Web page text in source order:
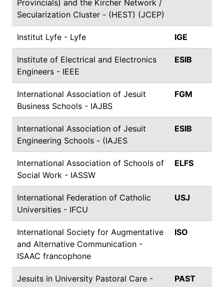
Provincials) and the Kircher Network /
Secularization Cluster - (HEST) (JCEP)
Institut Lyfe - Lyfe IGE
Institute of Electrical and Electronics
Engineers - IEEE
ESIB
International Association of Jesuit
Business Schools - IAJBS
FGM
International Association of Jesuit
Engineering Schools - (IAJES
ESIB
International Association of Schools of
Social Work - IASSW
ELFS
International Federation of Catholic
Universities - IFCU
USJ
International Society for Augmentative
and Alternative Communication -
ISAAC francophone
ISO
Jesuits in University Pastoral Care -
PAST